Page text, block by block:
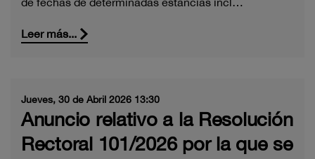
Leer más...
Jueves, 30 de Abril 2026 13:30
Anuncio relativo a la Resolución
Rectoral 101/2026 por la que se